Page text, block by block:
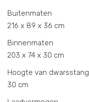
Buitenmaten
216 x 89 x 36 cm
Binnenmaten
203 x 74 x 30 cm
Hoogte van dwarsstang
30 cm